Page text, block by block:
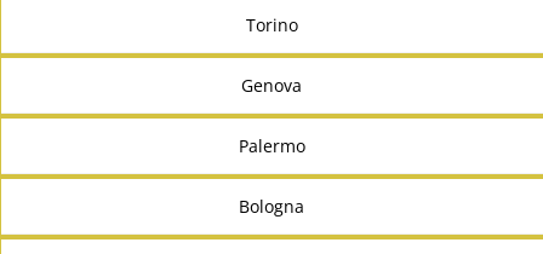
Torino
Genova
Palermo
Bologna